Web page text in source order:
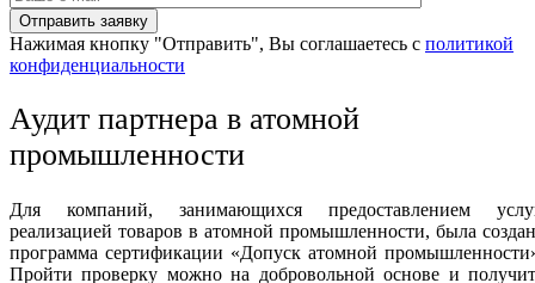
Нажимая кнопку "Отправить", Вы соглашаетесь с политикой
конфиденциальности
Аудит партнера в атомной
промышленности
Для компаний, занимающихся предоставлением
реализацией товаров в атомной промышленности, была
программа сертификации «Допуск атомной
Пройти проверку можно на добровольной основе и